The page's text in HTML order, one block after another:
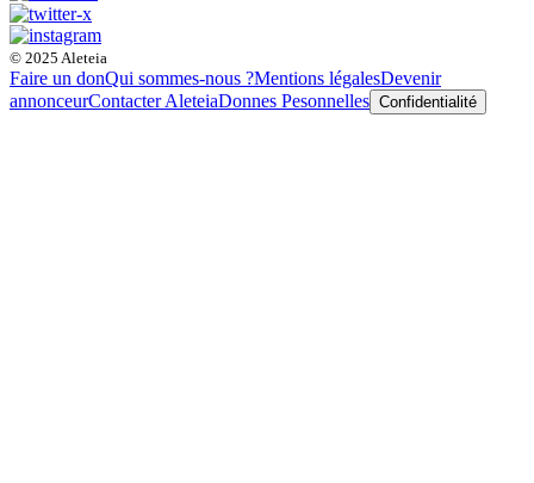
© 2025 Aleteia
Faire un donQui sommes-nous ?Mentions légalesDevenir
annonceurContacter AleteiaDonnes Pesonnelles Confidentialité